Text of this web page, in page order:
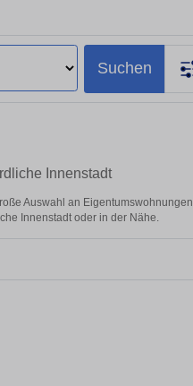
Suchen
Innenstadt
Auswahl an Eigentumswohnungen.
Innenstadt oder in der Nähe.